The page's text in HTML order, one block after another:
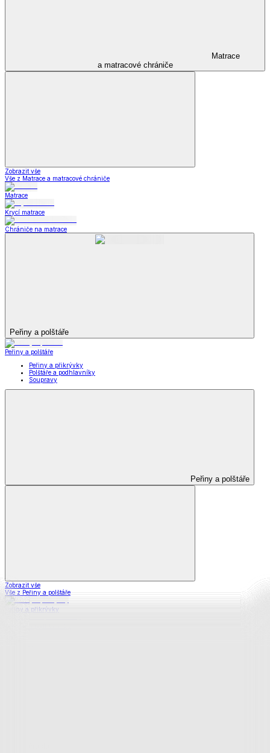
Matrace
a matracové chrániče
Zobrazit vše
Vše z Matrace a matracové chrániče
Matrace
Krycí matrace
Chrániče na matrace
Peřiny a polštáře
Peřiny a polštáře
Peřiny a přikrývky
Polštáře a podhlavníky
Soupravy
Peřiny a polštáře
Zobrazit vše
Vše z Peřiny a polštáře
Peřiny a přikrývky